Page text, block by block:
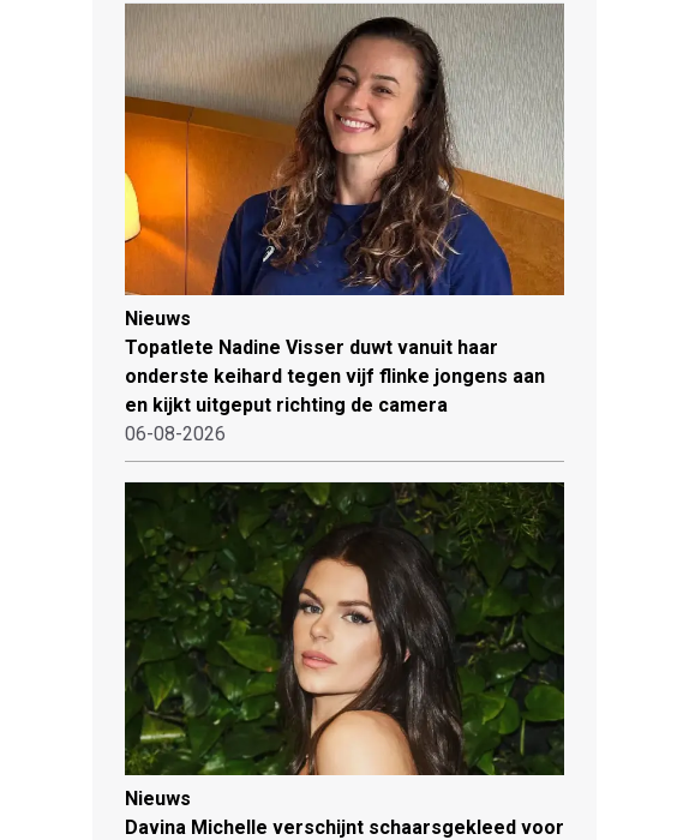
Nieuws
Topatlete Nadine Visser duwt vanuit haar
onderste keihard tegen vijf flinke jongens aan
en kijkt uitgeput richting de camera
06-08-2026
Nieuws
Davina Michelle verschijnt schaarsgekleed voor